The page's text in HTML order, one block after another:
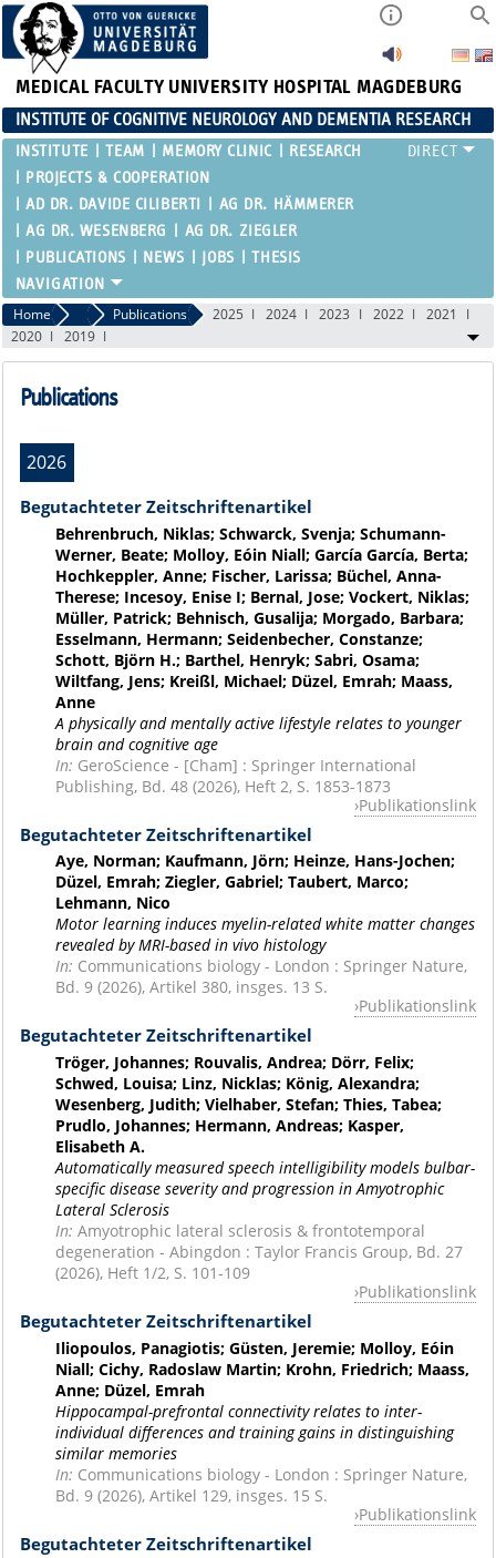
MEDICAL FACULTY UNIVERSITY HOSPITAL MAGDEBURG
INSTITUTE OF COGNITIVE NEUROLOGY AND DEMENTIA RESEARCH
INSTITUTE TEAM MEMORY CLINIC
RESEARCH
PROJECTS & COOPERATION
AD DR. DAVIDE CILIBERTI
AG DR. HÄMMERER
AG DR. WESENBERG
AG DR. ZIEGLER
PUBLICATIONS
NEWS JOBS THESIS
Home ResearchPublications 2025 2024 2023 2022
2021
2020
2019
Publications
2026
Begutachteter Zeitschriftenartikel
Behrenbruch, Niklas; Schwarck, Svenja; Schumann-
Werner, Beate; Molloy, Eóin Niall; García García, Berta;
Hochkeppler, Anne; Fischer, Larissa; Büchel, Anna-
Therese; Incesoy, Enise I; Bernal, Jose; Vockert, Niklas;
Müller, Patrick; Behnisch, Gusalija; Morgado, Barbara;
Esselmann, Hermann; Seidenbecher, Constanze;
Schott, Björn H.; Barthel, Henryk; Sabri, Osama;
Wiltfang, Jens; Kreißl, Michael; Düzel, Emrah; Maass,
Anne
A physically and mentally active lifestyle relates to younger
brain and cognitive age
In: GeroScience - [Cham] : Springer International
Publishing, Bd. 48 (2026), Heft 2, S. 1853-1873
Publikationslink
Begutachteter Zeitschriftenartikel
Aye, Norman; Kaufmann, Jörn; Heinze, Hans-Jochen;
Düzel, Emrah; Ziegler, Gabriel; Taubert, Marco;
Lehmann, Nico
Motor learning induces myelin-related white matter changes
revealed by MRI-based in vivo histology
In: Communications biology - London : Springer Nature,
Bd. 9 (2026), Artikel 380, insges. 13 S.
Publikationslink
Begutachteter Zeitschriftenartikel
Tröger, Johannes; Rouvalis, Andrea; Dörr, Felix;
Schwed, Louisa; Linz, Nicklas; König, Alexandra;
Wesenberg, Judith; Vielhaber, Stefan; Thies, Tabea;
Prudlo, Johannes; Hermann, Andreas; Kasper,
Elisabeth A.
Automatically measured speech intelligibility models bulbar-
specific disease severity and progression in Amyotrophic
Lateral Sclerosis
In: Amyotrophic lateral sclerosis & frontotemporal
degeneration - Abingdon : Taylor Francis Group, Bd. 27
(2026), Heft 1/2, S. 101-109
Publikationslink
Begutachteter Zeitschriftenartikel
Iliopoulos, Panagiotis; Güsten, Jeremie; Molloy, Eóin
Niall; Cichy, Radoslaw Martin; Krohn, Friedrich; Maass,
Anne; Düzel, Emrah
Hippocampal-prefrontal connectivity relates to inter-
individual differences and training gains in distinguishing
similar memories
In: Communications biology - London : Springer Nature,
Bd. 9 (2026), Artikel 129, insges. 15 S.
Publikationslink
Begutachteter Zeitschriftenartikel